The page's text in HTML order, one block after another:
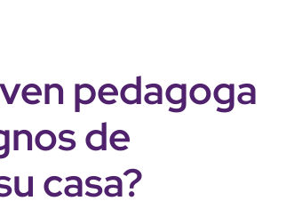
pedagoga
de
casa?